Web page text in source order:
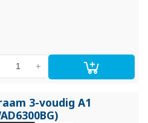
+
3-voudig A1